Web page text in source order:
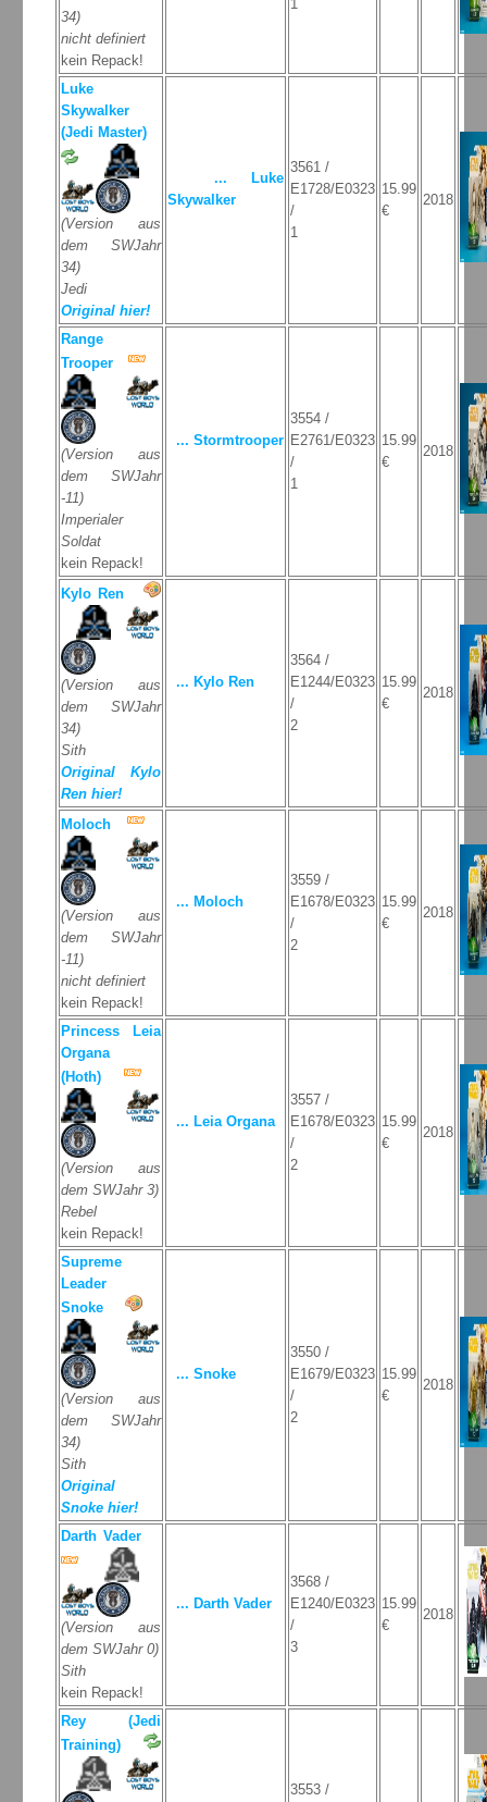
34)
nicht definiert
kein Repack!
1
Luke
Skywalker
(Jedi Master)
(Version aus
dem SWJahr
34)
Jedi
Original hier!
... Luke
Skywalker
3561 /
E1728/E0323
/
1
15.99
€
2018
Range
Trooper
(Version aus
dem SWJahr
-11)
Imperialer
Soldat
kein Repack!
... Stormtrooper
3554 /
E2761/E0323
/
1
15.99
€
2018
Kylo Ren
(Version aus
dem SWJahr
34)
Sith
Original Kylo
Ren hier!
... Kylo Ren
3564 /
E1244/E0323
/
2
15.99
€
2018
Moloch
(Version aus
dem SWJahr
-11)
nicht definiert
kein Repack!
... Moloch
3559 /
E1678/E0323
/
2
15.99
€
2018
Princess Leia
Organa
(Hoth)
(Version aus
dem SWJahr 3)
Rebel
kein Repack!
... Leia Organa
3557 /
E1678/E0323
/
2
15.99
€
2018
Supreme
Leader
Snoke
(Version aus
dem SWJahr
34)
Sith
Original
Snoke hier!
... Snoke
3550 /
E1679/E0323
/
2
15.99
€
2018
Darth Vader
(Version aus
dem SWJahr 0)
Sith
kein Repack!
... Darth Vader
3568 /
E1240/E0323
/
3
15.99
€
2018
Rey (Jedi
Training)
3553 /